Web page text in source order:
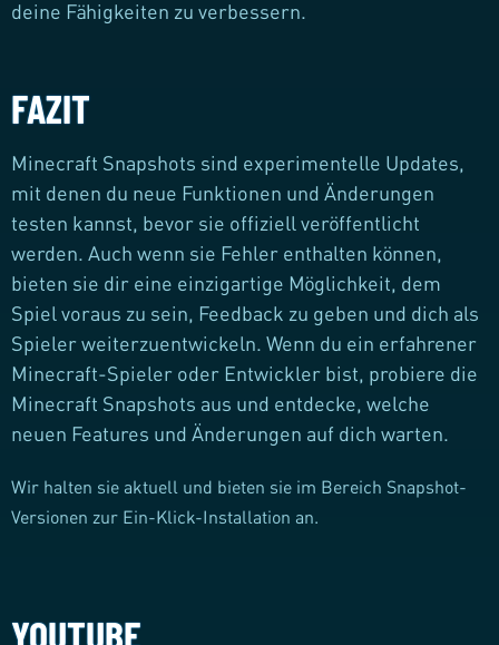
deine Fähigkeiten zu verbessern.
FAZIT
Minecraft Snapshots sind experimentelle Updates,
mit denen du neue Funktionen und Änderungen
testen kannst, bevor sie offiziell veröffentlicht
werden. Auch wenn sie Fehler enthalten können,
bieten sie dir eine einzigartige Möglichkeit, dem
Spiel voraus zu sein, Feedback zu geben und dich als
Spieler weiterzuentwickeln. Wenn du ein erfahrener
Minecraft-Spieler oder Entwickler bist, probiere die
Minecraft Snapshots aus und entdecke, welche
neuen Features und Änderungen auf dich warten.
Wir halten sie aktuell und bieten sie im Bereich Snapshot-
Versionen zur Ein-Klick-Installation an.
YOUTUBE